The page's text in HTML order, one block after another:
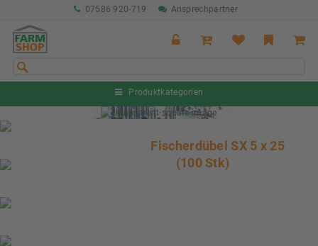
07586 920-719 Ansprechpartner
Produktkategorien
Fischerdübel SX 5 x 25
(100 Stk)